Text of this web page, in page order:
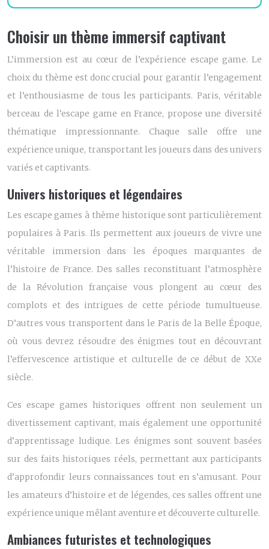
Choisir un thème immersif captivant
L’immersion est au cœur de l’expérience escape game. Le
choix du thème est donc crucial pour garantir l’engagement
et l’enthousiasme de tous les participants. Paris, véritable
berceau de l’escape game en France, propose une diversité
thématique impressionnante. Chaque salle offre une
expérience unique, transportant les joueurs dans des univers
variés et captivants.
Univers historiques et légendaires
Les escape games à thème historique sont particulièrement
populaires à Paris. Ils permettent aux joueurs de vivre une
véritable immersion dans les époques marquantes de
l’histoire de France. Des salles reconstituant l’atmosphère
de la Révolution française vous plongent au cœur des
complots et des intrigues de cette période tumultueuse.
D’autres vous transportent dans le Paris de la Belle Époque,
où vous devrez résoudre des énigmes tout en découvrant
l’effervescence artistique et culturelle de ce début de XXe
siècle.
Ces escape games historiques offrent non seulement un
divertissement captivant, mais également une opportunité
d’apprentissage ludique. Les énigmes sont souvent basées
sur des faits historiques réels, permettant aux participants
d’approfondir leurs connaissances tout en s’amusant. Pour
les amateurs d’histoire et de légendes, ces salles offrent une
expérience unique mêlant aventure et découverte culturelle.
Ambiances futuristes et technologiques